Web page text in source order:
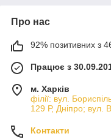
Про нас
92% позитивних з
Працює з
м. Харків
філії: вул.
129 Р, Дніпро; вул.
Контакти